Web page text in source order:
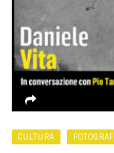
CULTURA FOTOGRAFI